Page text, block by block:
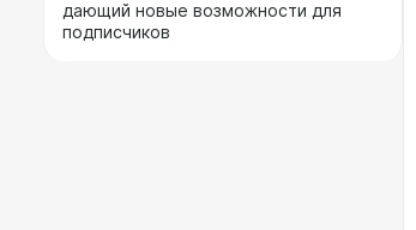
дающий новые возможности для
подписчиков